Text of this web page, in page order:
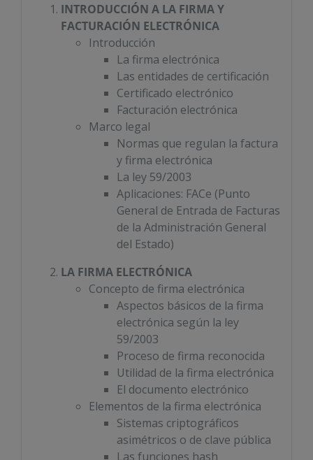
INTRODUCCIÓN A LA FIRMA Y
FACTURACIÓN ELECTRÓNICA
Introducción
La firma electrónica
Las entidades de certificación
Certificado electrónico
Facturación electrónica
Marco legal
Normas que regulan la factura
y firma electrónica
La ley 59/2003
Aplicaciones: FACe (Punto
General de Entrada de Facturas
de la Administración General
del Estado)
LA FIRMA ELECTRÓNICA
Concepto de firma electrónica
Aspectos básicos de la firma
electrónica según la ley
59/2003
Proceso de firma reconocida
Utilidad de la firma electrónica
El documento electrónico
Elementos de la firma electrónica
Sistemas criptográficos
asimétricos o de clave pública
Las funciones hash